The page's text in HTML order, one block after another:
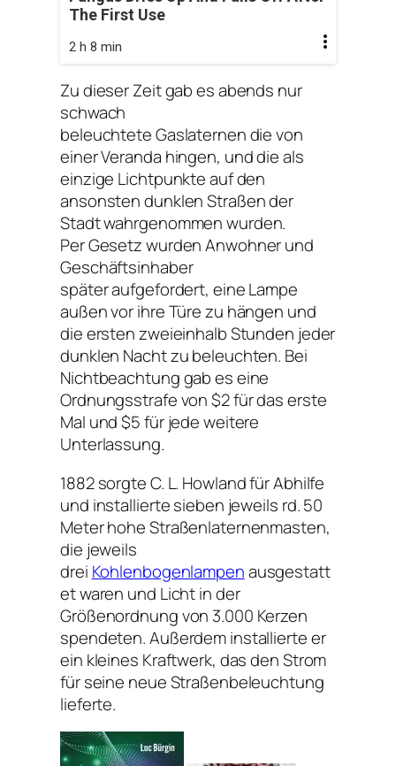
The First Use
2 h 8 min
Zu dieser Zeit gab es abends nur
schwach
beleuchtete Gaslaternen die von
einer Veranda hingen, und die als
einzige Lichtpunkte auf den
ansonsten dunklen Straßen der
Stadt wahrgenommen wurden.
Per Gesetz wurden Anwohner und
Geschäftsinhaber
später aufgefordert, eine Lampe
außen vor ihre Türe zu hängen und
die ersten zweieinhalb Stunden jeder
dunklen Nacht zu beleuchten. Bei
Nichtbeachtung gab es eine
Ordnungsstrafe von $2 für das erste
Mal und $5 für jede weitere
Unterlassung.
1882 sorgte C. L. Howland für Abhilfe
und installierte sieben jeweils rd. 50
Meter hohe Straßenlaternenmasten,
die jeweils
drei Kohlenbogenlampenausgestatt
et waren und Licht in der
Größenordnung von 3.000 Kerzen
spendeten. Außerdem installierte er
ein kleines Kraftwerk, das den Strom
für seine neue Straßenbeleuchtung
lieferte.